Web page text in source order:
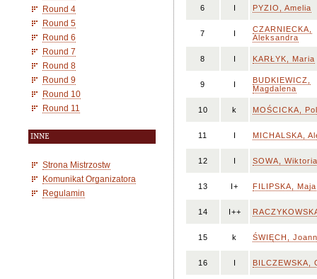
Round 4
Round 5
Round 6
Round 7
Round 8
Round 9
Round 10
Round 11
INNE
Strona Mistrzostw
Komunikat Organizatora
Regulamin
6 I PYZIO, Amelia
7 I
CZARNIECKA,
Aleksandra
8 I KARŁYK, Maria
9 I
BUDKIEWICZ,
Magdalena
10 k MOŚCICKA,
11 I MICHALSKA,
12 I SOWA, Wiktoria
13 I+ FILIPSKA, Maja
14 I++
15 k ŚWIĘCH,
16 I BILCZEWSKA,